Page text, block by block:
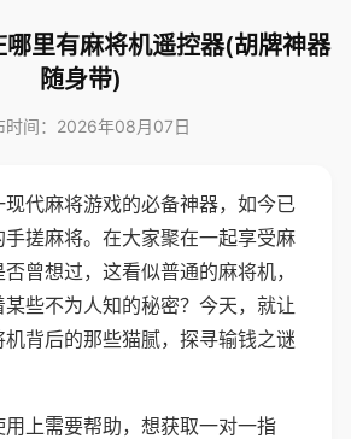
里有麻将机遥控器(胡牌神器
随身带)
时间：2026年08月07日
代麻将游戏的必备神器，如今已
搓麻将。在大家聚在一起享受麻
曾想过，这看似普通的麻将机，
些不为人知的秘密？今天，就让
背后的那些猫腻，探寻输钱之谜
上需要帮助，想获取一对一指